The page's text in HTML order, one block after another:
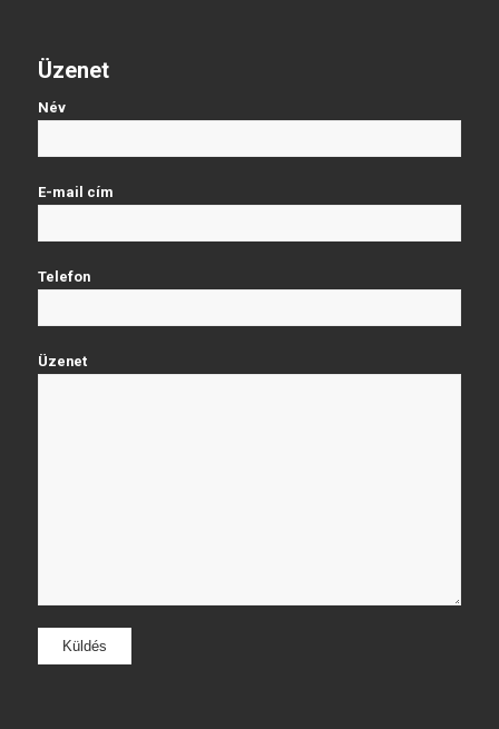
Üzenet
Név
E-mail cím
Telefon
Üzenet